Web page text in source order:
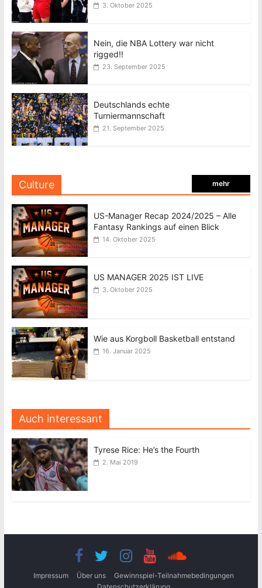
3. Oktober 2025
Nein, die NBA Lottery war nicht
rigged!!
23. September 2025
Deutschlands echte
Turniermannschaft
21. September 2025
Culture mehr
US-Manager Recap 2024/2025 – Alle
Fantasy Rankings auf einen Blick
14. Oktober 2025
US MANAGER 2025 IST LIVE
3. Oktober 2025
Wie aus Korgboll Basketball entstand
16. Januar 2025
Auch interessant
Tyrese Rice: He’s the Fourth
2. Mai 2019
Impressum Über uns
Gewinnspiel-Teilnahmebedingungen